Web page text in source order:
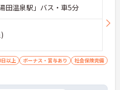
田温泉駅」バス・車5分
以上 ボーナス・賞与あり
社会保険完備